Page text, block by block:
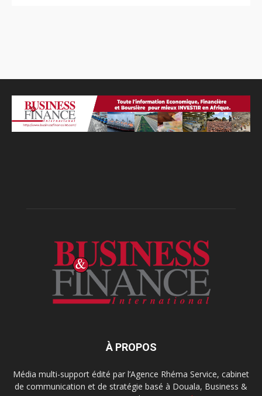
À PROPOS
Média multi-support édité par l’Agence Rhéma Service, cabinet
de communication et de stratégie basé à Douala, Business &